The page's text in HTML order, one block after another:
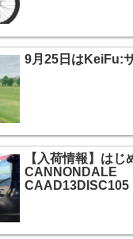
9月25日はKeiFu:
【入荷情報】はじ
CANNONDALE
CAAD13DISC105